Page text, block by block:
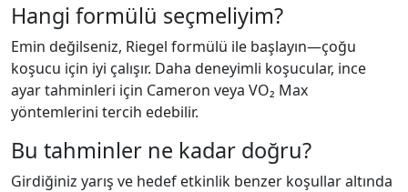
Hangi formülü seçmeliyim?
Emin değilseniz, Riegel formülü ile başlayın—çoğu
koşucu için iyi çalışır. Daha deneyimli koşucular, ince
ayar tahminleri için Cameron veya VO₂ Max
yöntemlerini tercih edebilir.
Bu tahminler ne kadar doğru?
Girdiğiniz yarış ve hedef etkinlik benzer koşullar altında